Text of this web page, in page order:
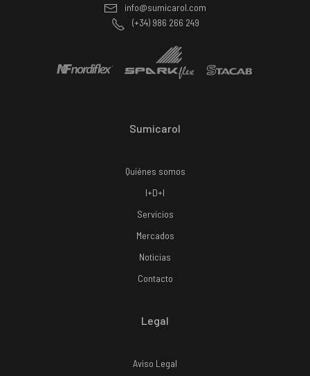
info@sumicarol.com
(+34) 986 266 249
Sumicarol
Quiénes somos
I+D+I
Servicios
Mercados
Noticias
Contacto
Legal
Aviso Legal